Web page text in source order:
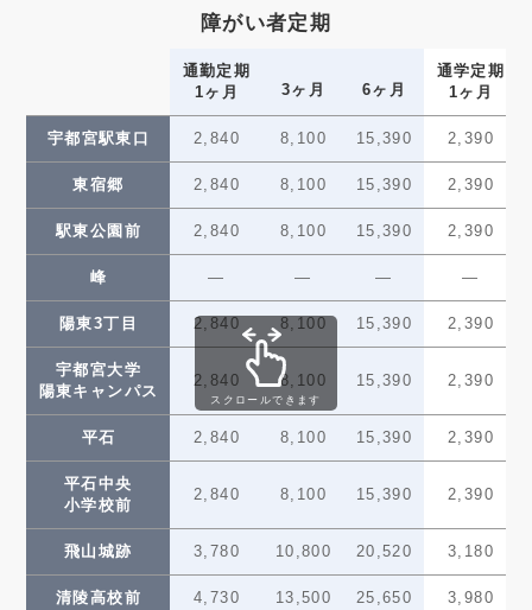
ゆいの杜西 5,670 16,200 30,780 4,770
ゆいの杜中央 5,670 16,200 30,780 4,770
ゆいの杜東 6,620 18,900 35,910 5,570
芳賀台 6,620 18,900 35,910 5,570
芳賀町工業団地
管理センター前
6,620 18,900 35,910 5,570
かしの森
公園前
6,620 18,900 35,910 5,570
芳賀・高根沢
6,620 18,900 35,910 5,570
障がい者定期
通勤定期
1ヶ月
3ヶ月 6ヶ月
通学定期
1ヶ月
宇都宮駅東口 2,840 8,100 15,390 2,390
東宿郷 2,840 8,100 15,390 2,390
駅東公園前 2,840 8,100 15,390 2,390
峰 — — — —
陽東3丁目 2,840 8,100 15,390 2,390
宇都宮大学
陽東キャンパス
2,840 8,100 15,390 2,390
平石 2,840 8,100 15,390 2,390
平石中央
小学校前
2,840 8,100 15,390 2,390
飛山城跡 3,780 10,800 20,520 3,180
清陵高校前 4,730 13,500 25,650 3,980
スクロールできます